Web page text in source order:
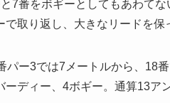
7番をボギーとしてもあわてな
で取り返し、大きなリードを保
ー3では7メートルから、18
ーディー、4ボギー。通算13ア